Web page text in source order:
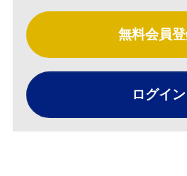
無料会員
ログイン